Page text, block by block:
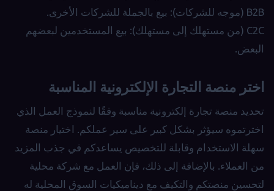
B2B (موجه للشركات): بيع بالجملة للشركات الأخرى.
C2C (من مستهلك إلى مستهلك): بيع المستخدمين لبعضهم
البعض.
اختر منصة التجارة الإلكترونية المناسبة
تحديد منصة تجارة إلكترونية مناسبة وفقًا لنموذج العمل الذي
اخترتموه سيؤثر بشكل كبير على سير عملكم. اختيار منصة
سهلة الاستخدام وقابلة للتخصيص يساعدكم في جذب المزيد
من العملاء. بالإضافة إلى ذلك، فإن العمل مع شركة محلية
لتحسين منصتكم والتكيف مع ديناميكيات السوق المحلية له